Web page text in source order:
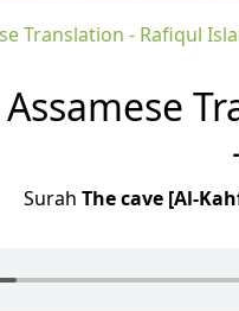
Translation - Rafiqul
Surah The cave [Al-